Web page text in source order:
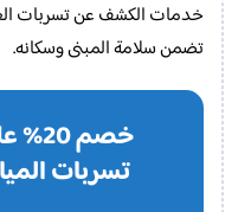
خدمات الكشف عن تسربات
تضمن سلامة المبنى وسكانه.
خصم
تسربات